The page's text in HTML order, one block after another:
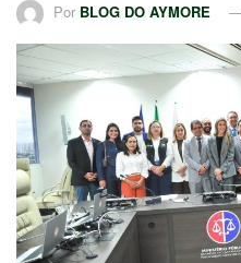
Por BLOG DO AYMORE